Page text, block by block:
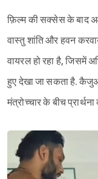
फ़िल्म की सक्सेस के बाद
वास्तु शांति और हवन
वायरल हो रहा है, जिसमें
हुए देखा जा सकता है.
मंत्रोच्चार के बीच